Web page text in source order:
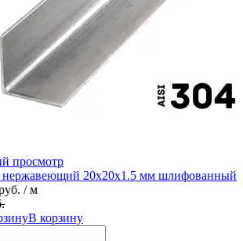
просмотр
нержавеющий 20х20х1.5 мм шлифованный
/ м
В корзину